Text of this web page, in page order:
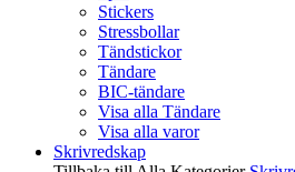
Stickers
Stressbollar
Tändstickor
Tändare
BIC-tändare
Visa alla Tändare
Visa alla varor
Skrivredskap